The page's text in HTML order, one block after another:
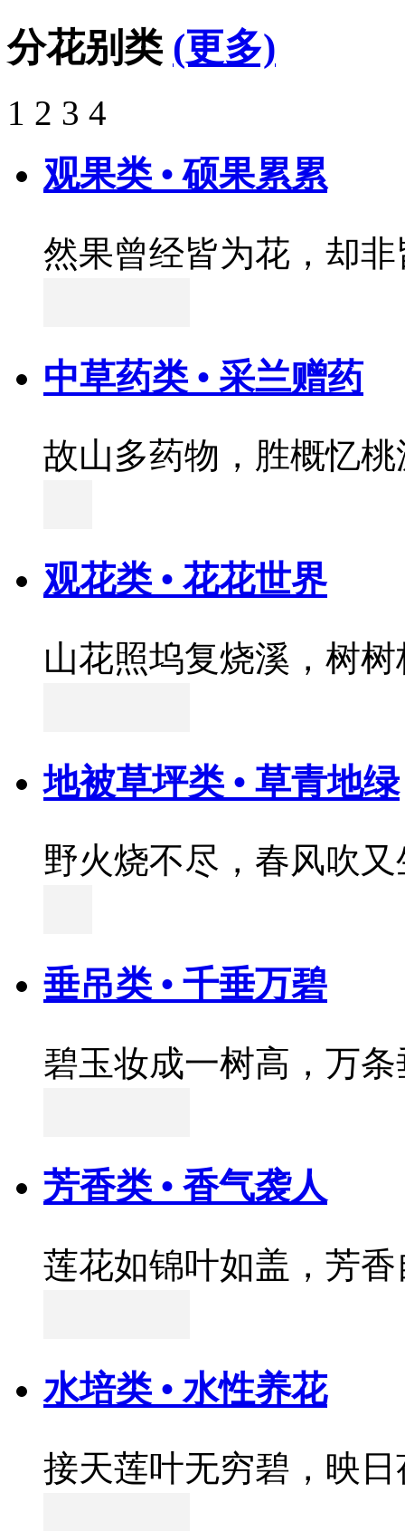
分花别类 (更多)
1 2 3 4
观果类 • 硕果累累
然果曾经皆为花，却
中草药类 • 采兰赠药
故山多药物，胜概忆桃
观花类 • 花花世界
山花照坞复烧溪，树
地被草坪类 • 草青地绿
野火烧不尽，春风吹又
垂吊类 • 千垂万碧
碧玉妆成一树高，万
芳香类 • 香气袭人
莲花如锦叶如盖，芳
水培类 • 水性养花
接天莲叶无穷碧，映